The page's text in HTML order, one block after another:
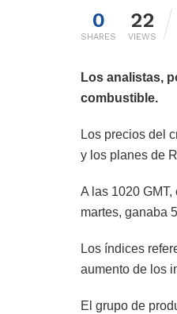
0
SHARES
22
VIEWS
Los analistas,
combustible.
Los precios del
y los planes de
A las 1020
martes, ganaba
Los índices
aumento de los
El grupo de